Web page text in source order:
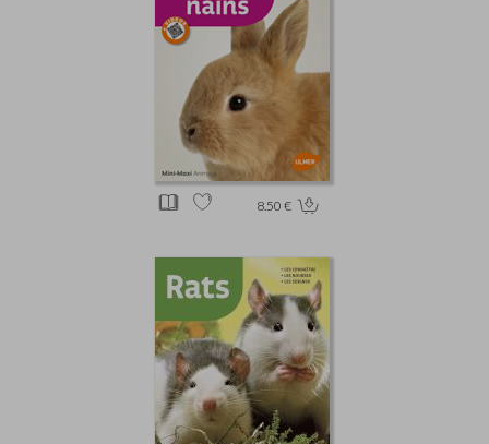
8.50 €